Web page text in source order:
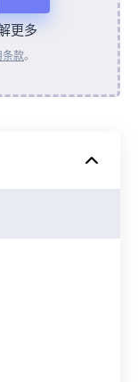
更多
条款。